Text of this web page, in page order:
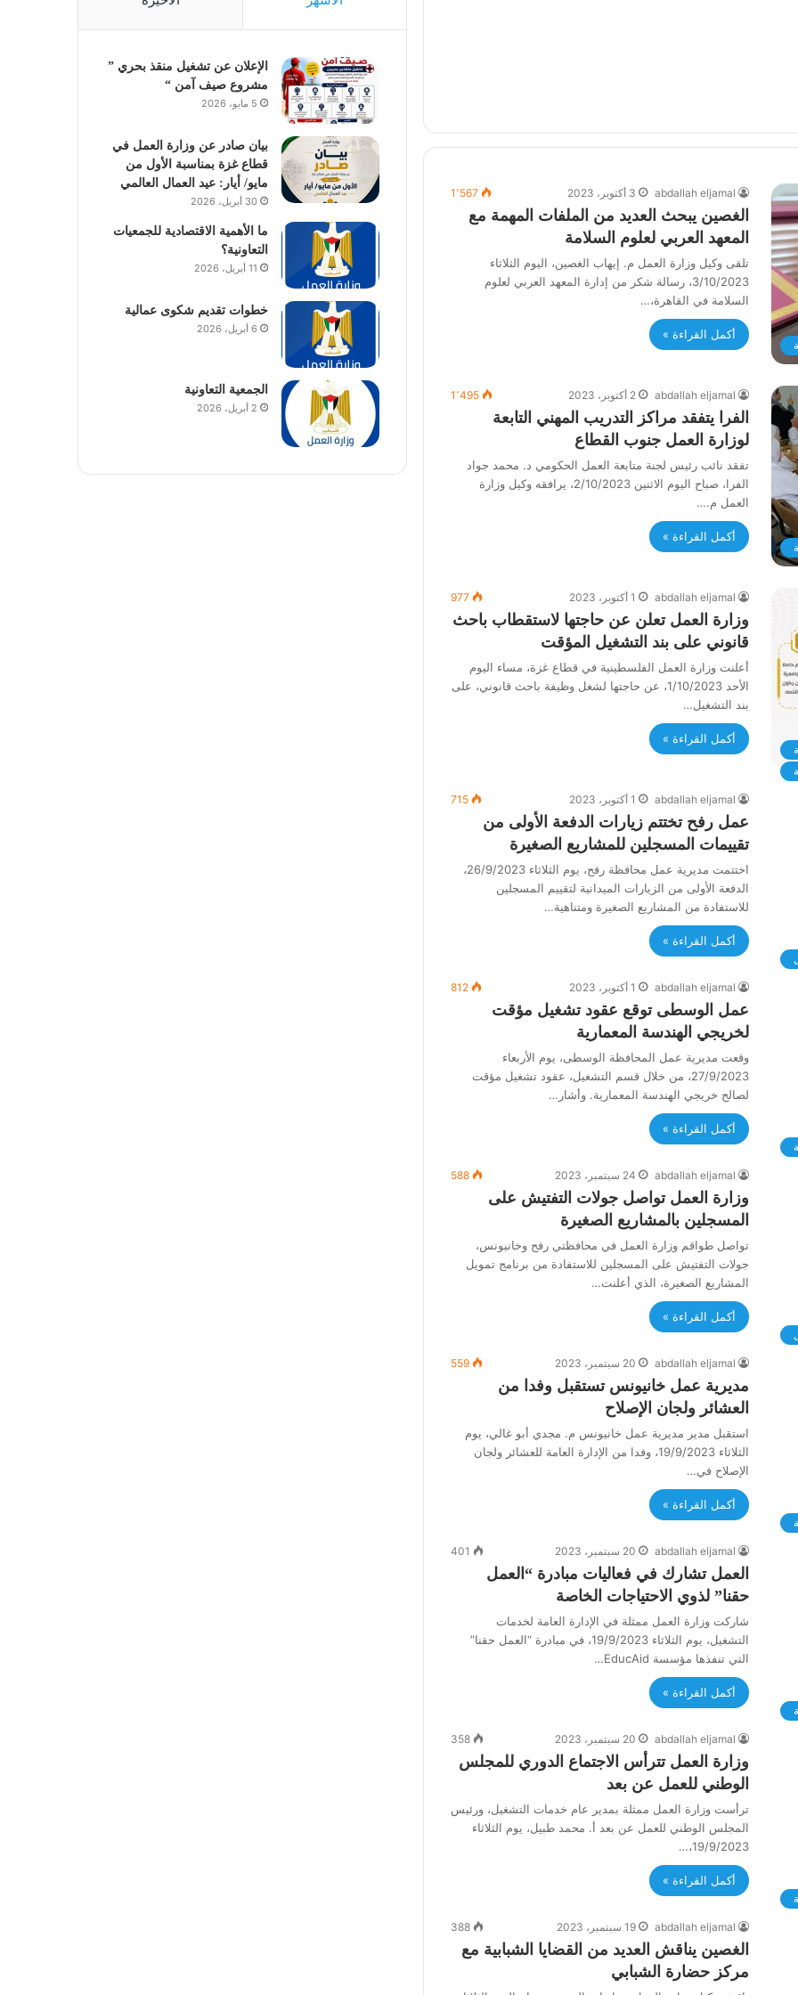
abdallah eljamal 3 أكتوبر، 2023 1٬567
الغصين يبحث العديد من الملفات المهمة مع
المعهد العربي لعلوم السلامة
تلقى وكيل وزارة العمل م. إيهاب الغصين، اليوم الثلاثاء
3/10/2023، رسالة شكر من إدارة المعهد العربي لعلوم
السلامة في القاهرة،…
أكمل القراءة »
abdallah eljamal 2 أكتوبر، 2023 1٬495
الفرا يتفقد مراكز التدريب المهني التابعة
لوزارة العمل جنوب القطاع
تفقد نائب رئيس لجنة متابعة العمل الحكومي د. محمد جواد
الفرا، صباح اليوم الاثنين 2/10/2023، يرافقه وكيل وزارة
العمل م.…
أكمل القراءة »
abdallah eljamal 1 أكتوبر، 2023 977
وزارة العمل تعلن عن حاجتها لاستقطاب باحث
قانوني على بند التشغيل المؤقت
أعلنت وزارة العمل الفلسطينية في قطاع غزة، مساء اليوم
الأحد 1/10/2023، عن حاجتها لشغل وظيفة باحث قانوني، على
بند التشغيل…
أكمل القراءة »
abdallah eljamal 1 أكتوبر، 2023 715
عمل رفح تختتم زيارات الدفعة الأولى من
تقييمات المسجلين للمشاريع الصغيرة
اختتمت مديرية عمل محافظة رفح، يوم الثلاثاء 26/9/2023،
الدفعة الأولى من الزيارات الميدانية لتقييم المسجلين
للاستفادة من المشاريع الصغيرة ومتناهية…
أكمل القراءة »
abdallah eljamal 1 أكتوبر، 2023 812
عمل الوسطى توقع عقود تشغيل مؤقت
لخريجي الهندسة المعمارية
وقعت مديرية عمل المحافظة الوسطى، يوم الأربعاء
27/9/2023، من خلال قسم التشغيل، عقود تشغيل مؤقت
لصالح خريجي الهندسة المعمارية. وأشار…
أكمل القراءة »
abdallah eljamal 24 سبتمبر، 2023 588
وزارة العمل تواصل جولات التفتيش على
المسجلين بالمشاريع الصغيرة
تواصل طواقم وزارة العمل في محافظتي رفح وخانيونس،
جولات التفتيش على المسجلين للاستفادة من برنامج تمويل
المشاريع الصغيرة، الذي أعلنت…
أكمل القراءة »
abdallah eljamal 20 سبتمبر، 2023 559
مديرية عمل خانيونس تستقبل وفدا من
العشائر ولجان الإصلاح
استقبل مدير مديرية عمل خانيونس م. مجدي أبو غالي، يوم
الثلاثاء 19/9/2023، وفدا من الإدارة العامة للعشائر ولجان
الإصلاح في…
أكمل القراءة »
abdallah eljamal 20 سبتمبر، 2023 401
العمل تشارك في فعاليات مبادرة “العمل
حقنا” لذوي الاحتياجات الخاصة
شاركت وزارة العمل ممثلة في الإدارة العامة لخدمات
التشغيل، يوم الثلاثاء 19/9/2023، في مبادرة “العمل حقنا”
التي تنفذها مؤسسة EducAid…
أكمل القراءة »
abdallah eljamal 20 سبتمبر، 2023 358
وزارة العمل تترأس الاجتماع الدوري للمجلس
الوطني للعمل عن بعد
ترأست وزارة العمل ممثلة بمدير عام خدمات التشغيل، ورئيس
المجلس الوطني للعمل عن بعد أ. محمد طبيل، يوم الثلاثاء
19/9/2023،…
أكمل القراءة »
abdallah eljamal 19 سبتمبر، 2023 388
الغصين يناقش العديد من القضايا الشبابية مع
مركز حضارة الشبابي
الإعلان عن تشغيل منقذ بحري ”
مشروع صيف آمن “
5 مايو، 2026
بيان صادر عن وزارة العمل في
قطاع غزة بمناسبة الأول من
مايو/ أيار: عيد العمال العالمي
30 أبريل، 2026
ما الأهمية الاقتصادية للجمعيات
التعاونية؟
11 أبريل، 2026
خطوات تقديم شكوى عمالية
6 أبريل، 2026
الجمعية التعاونية
2 أبريل، 2026